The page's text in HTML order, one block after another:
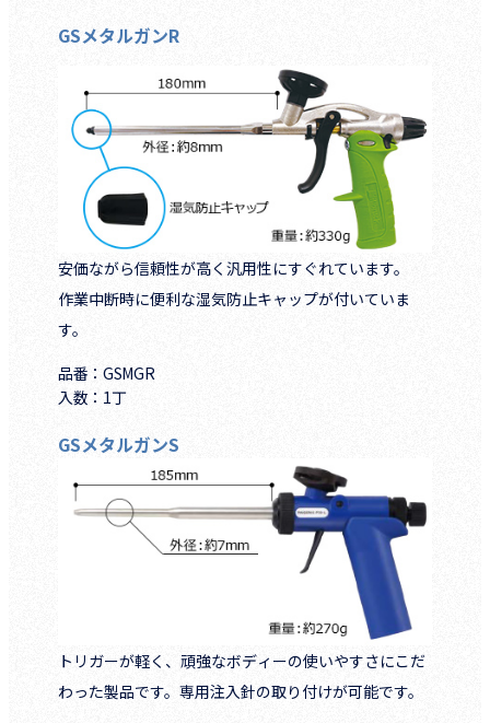
GSメタルガンR
安価ながら信頼性が高く汎用性にすぐれています。
作業中断時に便利な湿気防止キャップが付いていま
す。
品番：GSMGR
入数：1丁
GSメタルガンS
トリガーが軽く、頑強なボディーの使いやすさにこだ
わった製品です。専用注入針の取り付けが可能です。